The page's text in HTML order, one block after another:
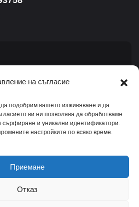
на съгласие
да подобрим вашето изживяване и да
ви ни позволява да обработваме
сърфиране и уникални идентификатори.
настройките по всяко време.
Приемане
Отказ
собщите условия.